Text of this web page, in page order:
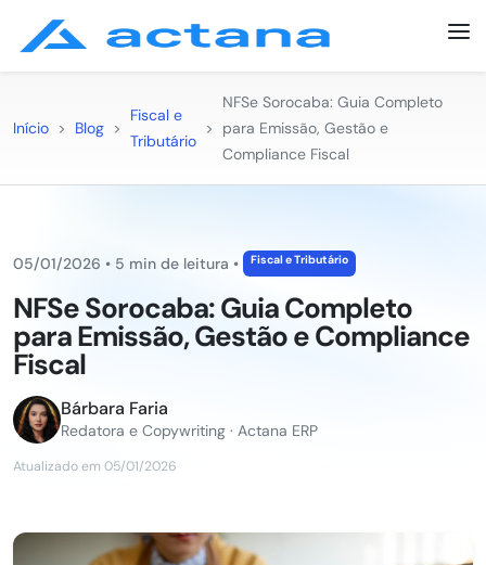
Início > Blog >
Fiscal e
Tributário
>
NFSe Sorocaba: Guia Completo
para Emissão, Gestão e
Compliance Fiscal
05/01/2026 • 5 min de leitura • Fiscal e Tributário
NFSe Sorocaba: Guia Completo
para Emissão, Gestão e Compliance
Fiscal
Bárbara Faria
Redatora e Copywriting · Actana ERP
Atualizado em 05/01/2026